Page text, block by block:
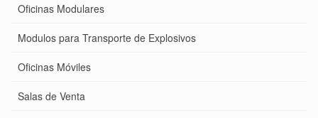
Oficinas Modulares
Modulos para Transporte de Explosivos
Oficinas Móviles
Salas de Venta